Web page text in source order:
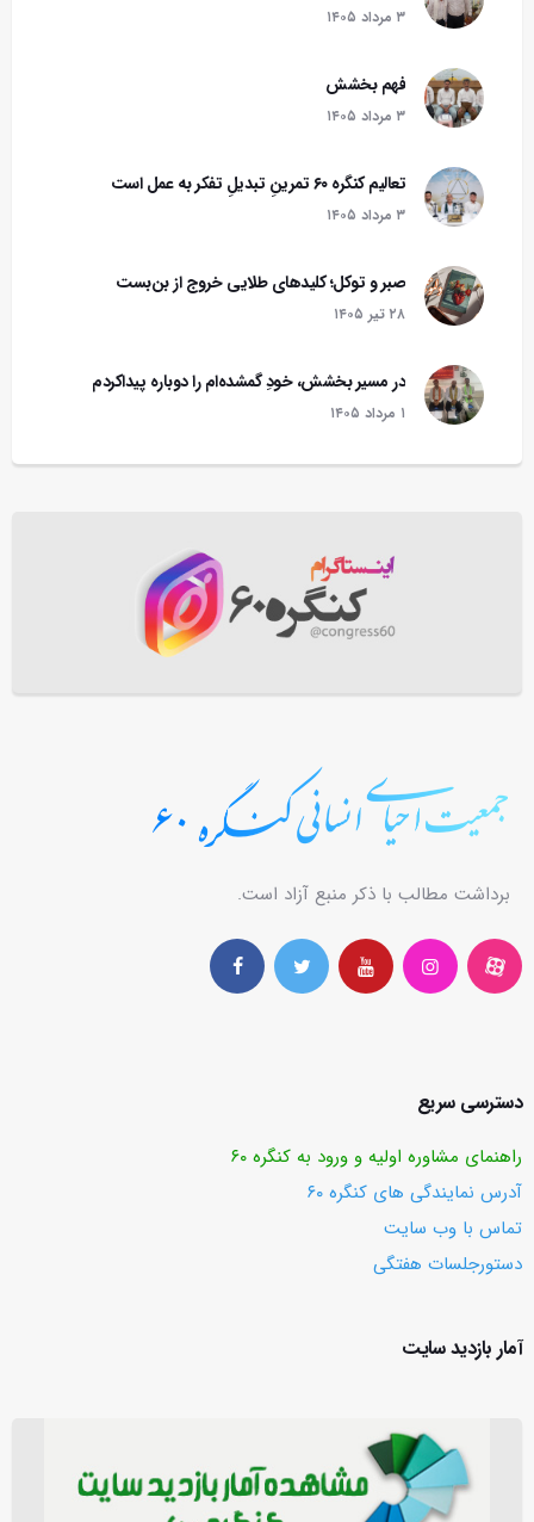
۳ مرداد ۱۴۰۵
فهم بخشش
۳ مرداد ۱۴۰۵
تعالیم کنگره ۶۰ تمرینِ تبدیلِ تفکر به عمل است
۳ مرداد ۱۴۰۵
صبر و توکل؛ کلیدهای طلایی خروج از بن‌بست
۲۸ تير ۱۴۰۵
در مسیر بخشش، خودِ گمشده‌ام را دوباره پیداکردم
۱ مرداد ۱۴۰۵
برداشت مطالب با ذکر منبع آزاد است.
دسترسی سریع
راهنمای مشاوره اولیه و ورود به کنگره ۶۰
آدرس نمایندگی های کنگره ۶۰
تماس با وب ‌سایت
دستورجلسات هفتگی
آمار بازدید سایت